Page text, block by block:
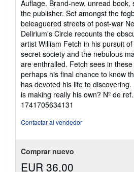
5
de
5
estrellas
Auflage. Brand-new, unread book,
the publisher. Set amongst the
beleaguered streets of post-war
Delirium's Circle recounts the
artist William Fetch in his pursuit
secret society and the nebulous
are enthralled. Fetch sees in
perhaps his final chance to know
has devoted his life to
is making really his own? Nº de
1741705634131
Contactar al vendedor
Comprar nuevo
EUR 36,00